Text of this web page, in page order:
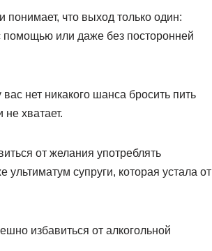
понимает, что выход только один:
помощью или даже без посторонней
нет никакого шанса бросить пить
хватает.
от желания употреблять
супруги, которая устала от
избавиться от алкогольной